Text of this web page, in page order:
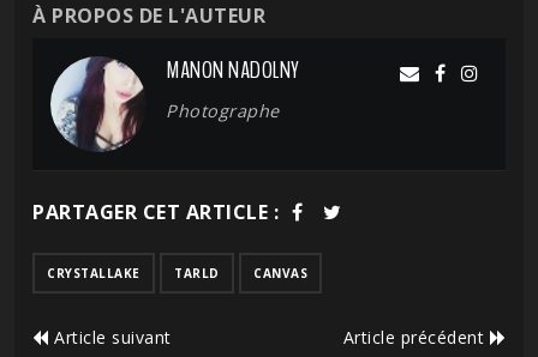
À PROPOS DE L'AUTEUR
MANON NADOLNY
Photographe
PARTAGER CET ARTICLE :
CRYSTALLAKE TARLD CANVAS
Article suivant Article précédent